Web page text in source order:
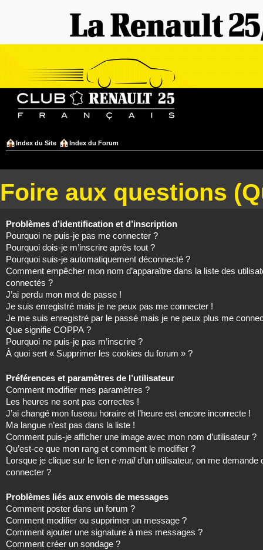
Index du Site Index du Forum
Foire aux questions
Problèmes d’identification et d’inscription
Pourquoi ne puis-je pas me connecter ?
Pourquoi dois-je m’inscrire après tout ?
Pourquoi suis-je automatiquement déconnecté ?
Comment empêcher mon nom d’apparaître dans la liste des
connectés ?
J’ai perdu mon mot de passe !
Je suis enregistré mais je ne peux pas me connecter !
Je me suis enregistré par le passé mais je ne peux plus me
Que signifie COPPA ?
Pourquoi ne puis-je pas m’inscrire ?
À quoi sert « Supprimer les cookies du forum » ?
Préférences et paramètres de l’utilisateur
Comment modifier mes paramètres ?
Les heures ne sont pas correctes !
J’ai changé mon fuseau horaire et l’heure est encore incorrecte !
Ma langue n’est pas dans la liste !
Comment puis-je afficher une image avec mon nom d’utilisateur ?
Qu’est-ce que mon rang et comment le modifier ?
Lorsque je clique sur le lien e-maild’un utilisateur, on me demande
connecter ?
Problèmes liés aux envois de messages
Comment poster dans un forum ?
Comment modifier ou supprimer un message ?
Comment ajouter une signature à mes messages ?
Comment créer un sondage ?